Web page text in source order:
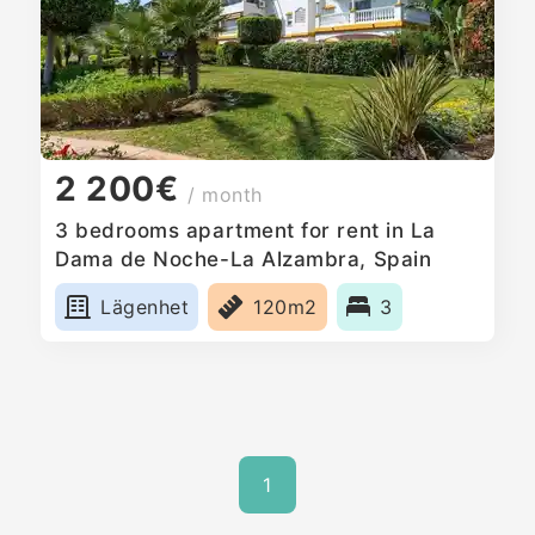
2 200€ / month
3 bedrooms apartment for rent in La
Dama de Noche-La Alzambra, Spain
Lägenhet
120m2 3
1